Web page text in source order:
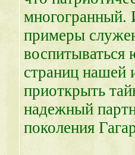
многогранный.
примеры
страниц нашей
приоткрыть
надежный
поколения